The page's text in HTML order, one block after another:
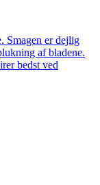
Smagen er dejlig
af bladene.
bedst ved